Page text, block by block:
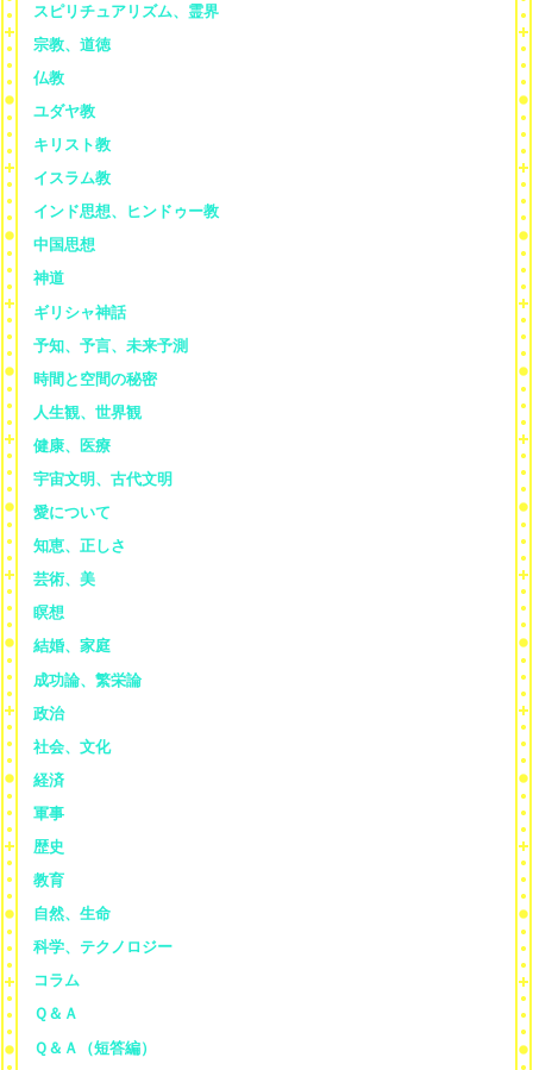
スピリチュアリズム、霊界
宗教、道徳
仏教
ユダヤ教
キリスト教
イスラム教
インド思想、ヒンドゥー教
中国思想
神道
ギリシャ神話
予知、予言、未来予測
時間と空間の秘密
人生観、世界観
健康、医療
宇宙文明、古代文明
愛について
知恵、正しさ
芸術、美
瞑想
結婚、家庭
成功論、繁栄論
政治
社会、文化
経済
軍事
歴史
教育
自然、生命
科学、テクノロジー
コラム
Ｑ＆Ａ
Ｑ＆Ａ（短答編）